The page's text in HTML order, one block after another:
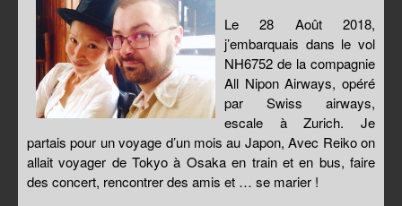
Le 28 Août 2018,
j’embarquais dans le vol
NH6752 de la compagnie
All Nipon Airways, opéré
par Swiss airways,
escale à Zurich. Je
partais pour un voyage d’un mois au Japon, Avec Reiko on
allait voyager de Tokyo à Osaka en train et en bus, faire
des concert, rencontrer des amis et … se marier !